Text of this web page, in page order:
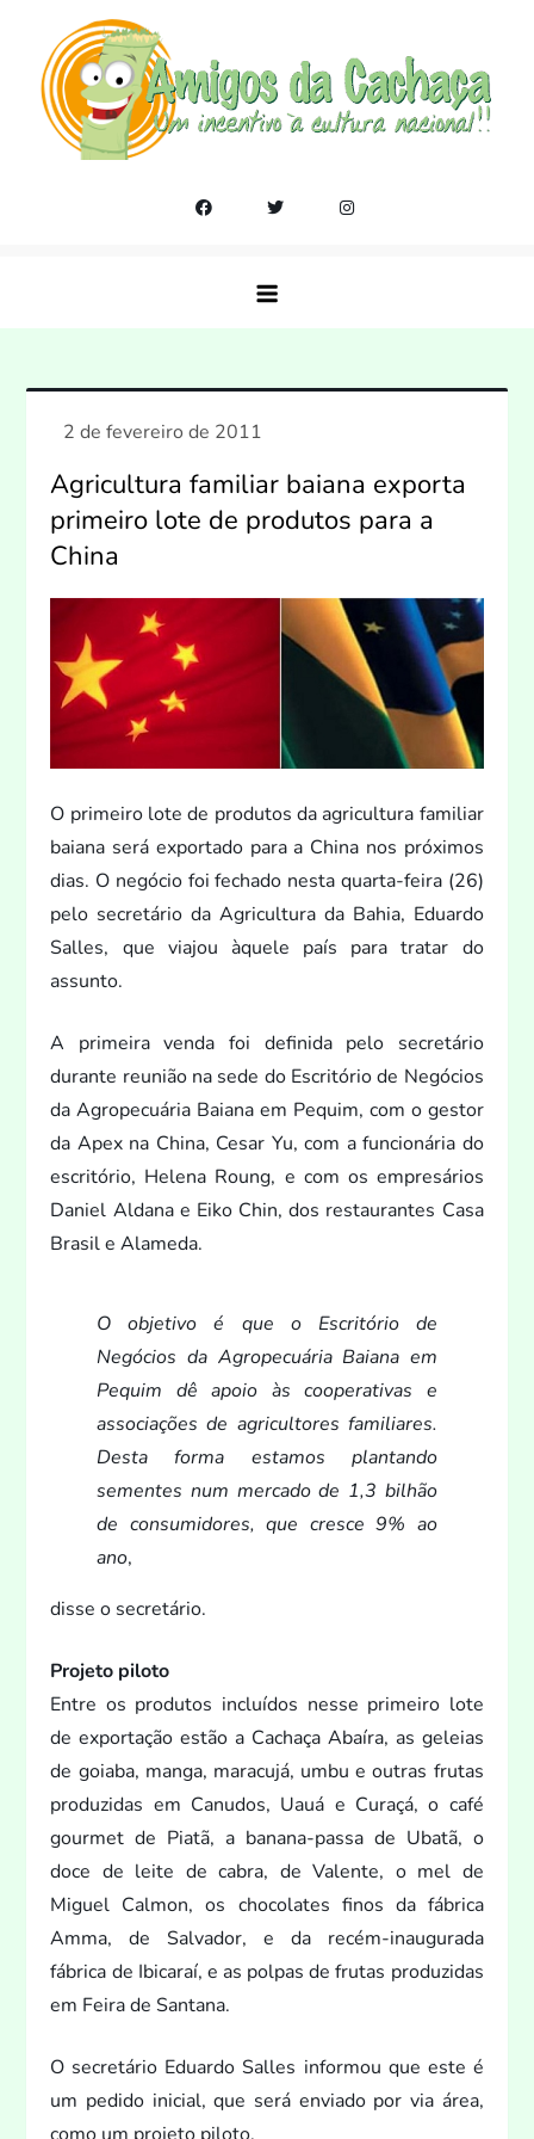
content
Agricultura familiar baiana exporta
primeiro lote de produtos para a
China
O primeiro lote de produtos da agricultura familiar
baiana será exportado para a China nos próximos
dias. O negócio foi fechado nesta quarta-feira (26)
pelo secretário da Agricultura da Bahia, Eduardo
Salles, que viajou àquele país para tratar do
assunto.
A primeira venda foi definida pelo secretário
durante reunião na sede do Escritório de Negócios
da Agropecuária Baiana em Pequim, com o gestor
da Apex na China, Cesar Yu, com a funcionária do
escritório, Helena Roung, e com os empresários
Daniel Aldana e Eiko Chin, dos restaurantes Casa
Brasil e Alameda.
O objetivo é que o Escritório de
Negócios da Agropecuária Baiana em
Pequim dê apoio às cooperativas e
associações de agricultores familiares.
Desta forma estamos plantando
sementes num mercado de 1,3 bilhão
de consumidores, que cresce 9% ao
ano,
disse o secretário.
Projeto piloto
Entre os produtos incluídos nesse primeiro lote
de exportação estão a Cachaça Abaíra, as geleias
de goiaba, manga, maracujá, umbu e outras frutas
produzidas em Canudos, Uauá e Curaçá, o café
gourmet de Piatã, a banana-passa de Ubatã, o
doce de leite de cabra, de Valente, o mel de
Miguel Calmon, os chocolates finos da fábrica
Amma, de Salvador, e da recém-inaugurada
fábrica de Ibicaraí, e as polpas de frutas produzidas
em Feira de Santana.
O secretário Eduardo Salles informou que este é
um pedido inicial, que será enviado por via área,